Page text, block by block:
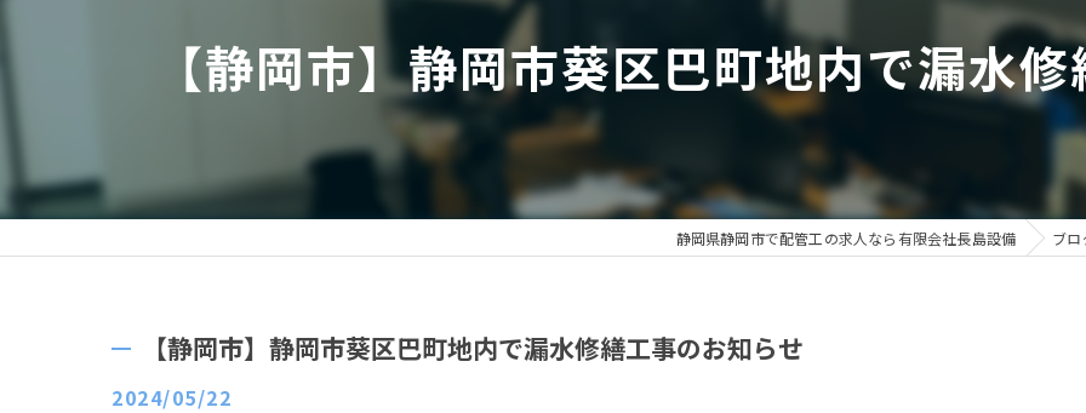
【静岡市】静岡市葵区巴町地内で漏水
静岡県静岡市で配管工の求人なら有限会社長島設備 ブロ
【静岡市】静岡市葵区巴町地内で漏水修繕工事のお知らせ
2024/05/22